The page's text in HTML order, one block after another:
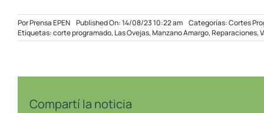
PorPrensa EPEN Published On: 14/08/23 10:22 am Categorías:Cortes
Etiquetas:corte programado, Las Ovejas,Manzano Amargo,Reparaciones,
Compartí la noticia